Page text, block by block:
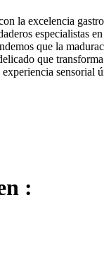
la excelencia
especialistas
que la
que
sensorial
: